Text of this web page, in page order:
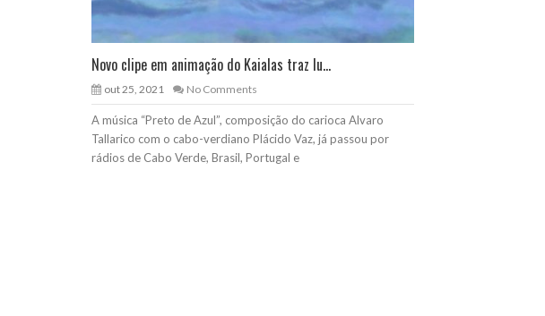
Novo clipe em animação do Kaialas traz lu...
out 25, 2021 No Comments
A música “Preto de Azul”, composição do carioca Alvaro
Tallarico com o cabo-verdiano Plácido Vaz, já passou por
rádios de Cabo Verde, Brasil, Portugal e